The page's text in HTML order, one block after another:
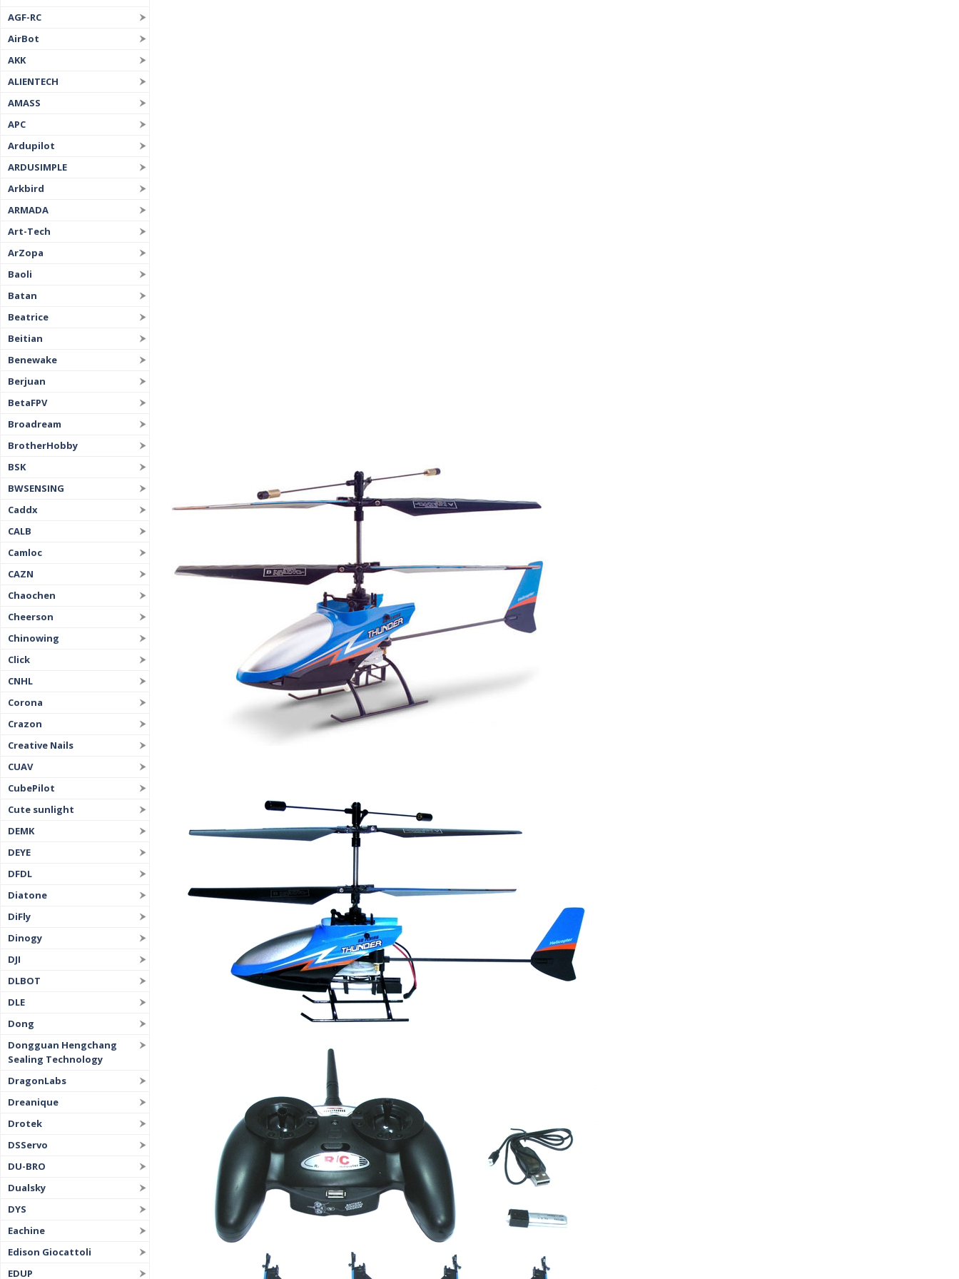
AGF-RC
AirBot
AKK
ALIENTECH
AMASS
APC
Ardupilot
ARDUSIMPLE
Arkbird
ARMADA
Art-Tech
ArZopa
Baoli
Batan
Beatrice
Beitian
Benewake
Berjuan
BetaFPV
Broadream
BrotherHobby
BSK
BWSENSING
Caddx
CALB
Camloc
CAZN
Chaochen
Cheerson
Chinowing
Click
CNHL
Corona
Crazon
Creative Nails
CUAV
CubePilot
Cute sunlight
DEMK
DEYE
DFDL
Diatone
DiFly
Dinogy
DJI
DLBOT
DLE
Dong
Dongguan Hengchang
Sealing Technology
DragonLabs
Dreanique
Drotek
DSServo
DU-BRO
Dualsky
DYS
Eachine
Edison Giocattoli
EDUP